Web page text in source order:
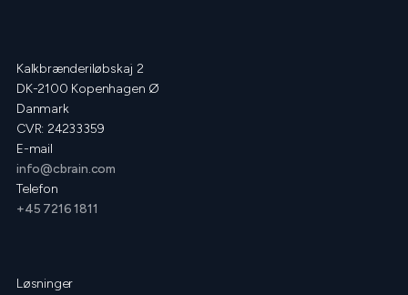
Kalkbrænderiløbskaj 2
DK-2100 Kopenhagen Ø
Danmark
CVR: 24233359
E-mail
info@cbrain.com
Telefon
+45 7216 1811
Løsninger